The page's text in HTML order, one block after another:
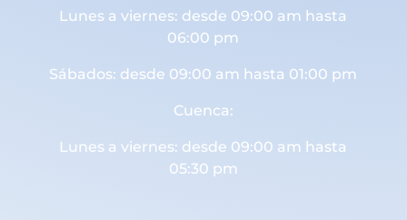
Lunes a viernes: desde 09:00 am hasta
06:00 pm
Sábados: desde 09:00 am hasta 01:00 pm
Cuenca:
Lunes a viernes: desde 09:00 am hasta
05:30 pm